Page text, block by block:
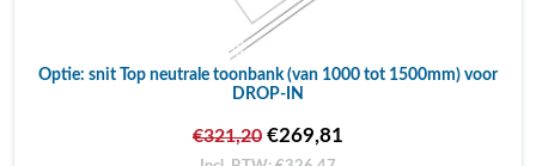
Optie: snit Top neutrale toonbank (van 1000 tot 1500mm) voor
DROP-IN
€321,20 €269,81